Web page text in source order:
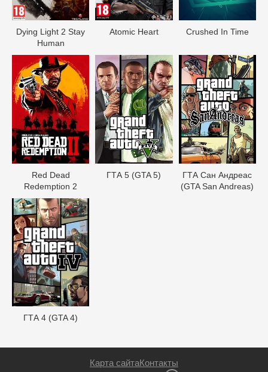
Dying Light 2 Stay
Human
Atomic Heart Crushed In Time
Red Dead
Redеmption 2
ГТА 5 (GTA 5)
ГТА Сан Андреас
(GTA San Andreas)
ГТА 4 (GTA 4)
Карта сайтаКонтакты